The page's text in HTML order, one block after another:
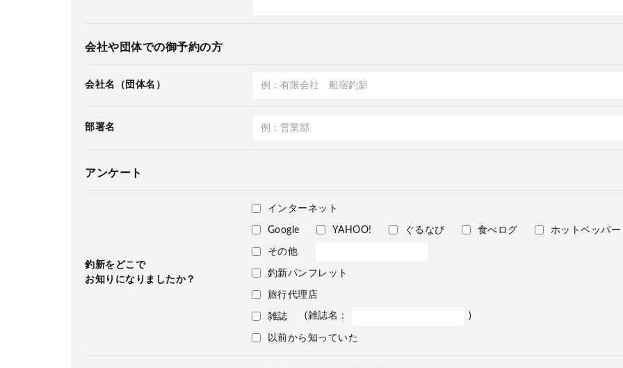
会社や団体での御予約の方
会社名（団体名）
部署名
アンケート
釣新をどこで
お知りになりましたか？
インターネット
Google YAHOO! ぐるなび 食べログ ホットペッパー
その他
釣新パンフレット
旅行代理店
雑誌 (雑誌名： )
以前から知っていた